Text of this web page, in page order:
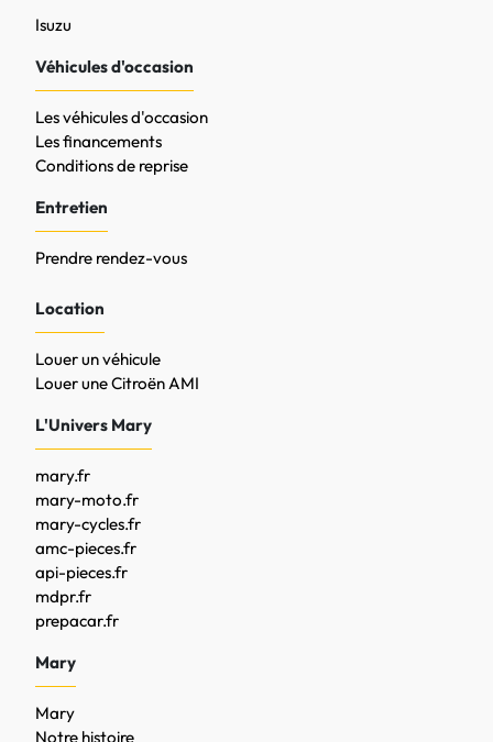
Isuzu
Véhicules d'occasion
Les véhicules d'occasion
Les financements
Conditions de reprise
Entretien
Prendre rendez-vous
Location
Louer un véhicule
Louer une Citroën AMI
L'Univers Mary
mary.fr
mary-moto.fr
mary-cycles.fr
amc-pieces.fr
api-pieces.fr
mdpr.fr
prepacar.fr
Mary
Mary
Notre histoire